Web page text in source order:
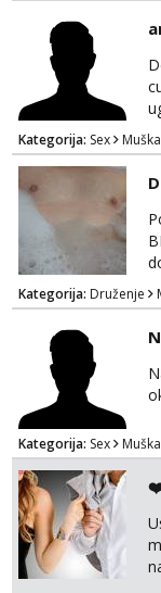
Kategorija: Sex
Kategorija: Druženje
Kategorija: Sex